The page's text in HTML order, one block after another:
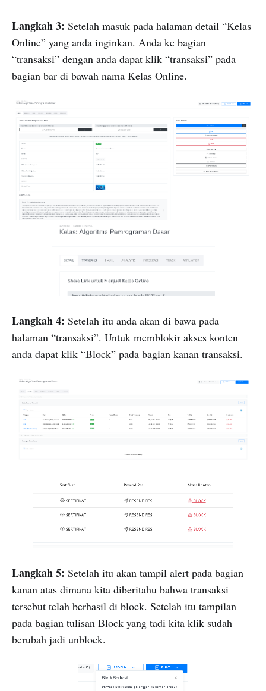
Langkah 3: Setelah masuk pada halaman detail “Kelas
Online” yang anda inginkan. Anda ke bagian
“transaksi” dengan anda dapat klik “transaksi” pada
bagian bar di bawah nama Kelas Online.
Langkah 4: Setelah itu anda akan di bawa pada
halaman “transaksi”. Untuk memblokir akses konten
anda dapat klik “Block” pada bagian kanan transaksi.
Langkah 5: Setelah itu akan tampil alert pada bagian
kanan atas dimana kita diberitahu bahwa transaksi
tersebut telah berhasil di block. Setelah itu tampilan
pada bagian tulisan Block yang tadi kita klik sudah
berubah jadi unblock.